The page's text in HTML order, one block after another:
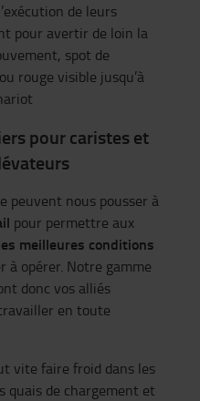
de leurs
pour avertir de loin la
spot de
rouge visible jusqu’à
pour caristes et
peuvent nous pousser à
pour permettre aux
meilleures conditions
à opérer. Notre gamme
donc vos alliés
en toute
vite faire froid dans les
quais de chargement et